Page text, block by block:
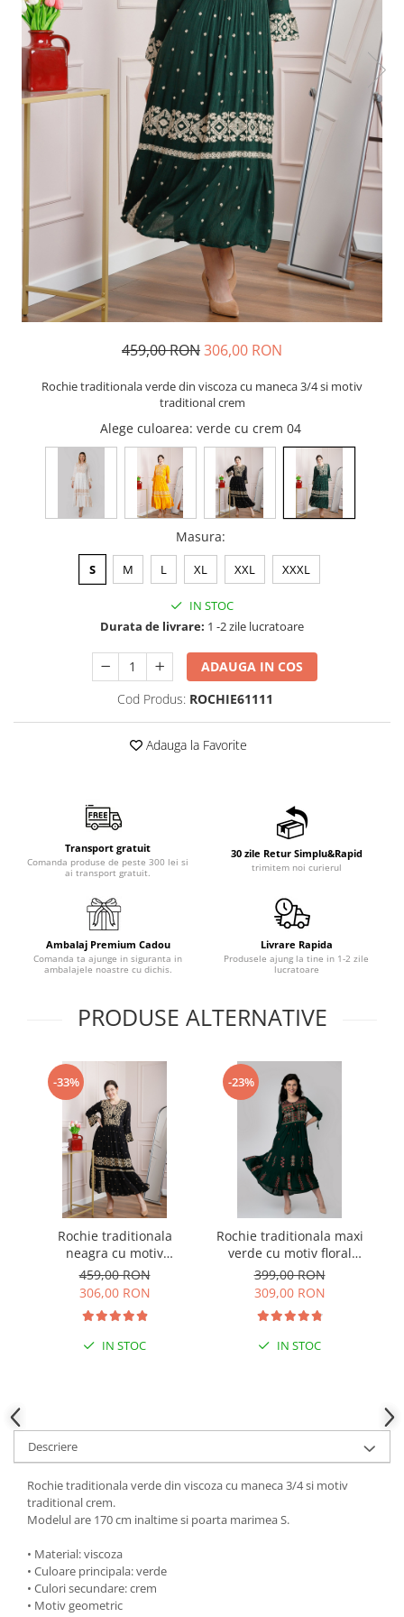
459,00 RON306,00 RON
Rochie traditionala verde din viscoza cu maneca 3/4 si motiv
traditional crem
Alege culoarea: verde cu crem 04
Masura:
S M L XL XXL XXXL
IN STOC
Durata de livrare: 1 -2 zile lucratoare
ADAUGA IN COS
Cod Produs: ROCHIE61111
Adauga la Favorite
Transport gratuit
Comanda produse de peste 300 lei si
ai transport gratuit.
30 zile Retur Simplu&Rapid
trimitem noi curierul
Ambalaj Premium Cadou
Comanda ta ajunge in siguranta in
ambalajele noastre cu dichis.
Livrare Rapida
Produsele ajung la tine in 1-2 zile
lucratoare
PRODUSE ALTERNATIVE
-33%
Rochie traditionala
neagra cu motiv
geometric crem Virginia
02
459,00 RON
306,00 RON
IN STOC
-23%
Rochie traditionala maxi
verde cu motiv floral
multicolor Silvana
399,00 RON
309,00 RON
IN STOC
Descriere
Rochie traditionala verde din viscoza cu maneca 3/4 si motiv
traditional crem.
Modelul are 170 cm inaltime si poarta marimea S.
• Material: viscoza
• Culoare principala: verde
• Culori secundare: crem
• Motiv geometric